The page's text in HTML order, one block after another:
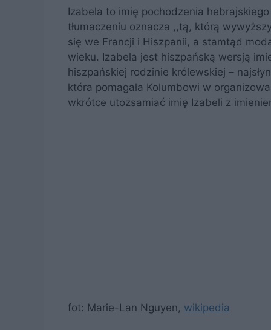
Izabela to imię pochodzenia
tłumaczeniu oznacza ,,tą, którą
się we Francji i Hiszpanii, a stamtąd
wieku. Izabela jest hiszpańską wersją
hiszpańskiej rodzinie królewskiej –
która pomagała Kolumbowi w
wkrótce utożsamiać imię Izabeli z
fot: Marie-Lan Nguyen, wikipedia